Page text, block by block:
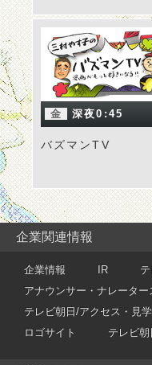
金 深夜0:45
バズマンTV
企業関連情報
企業情報 IR
アナウンサー・ナレーター
テレビ朝日/アクセス・見
ロゴサイト
テレビ